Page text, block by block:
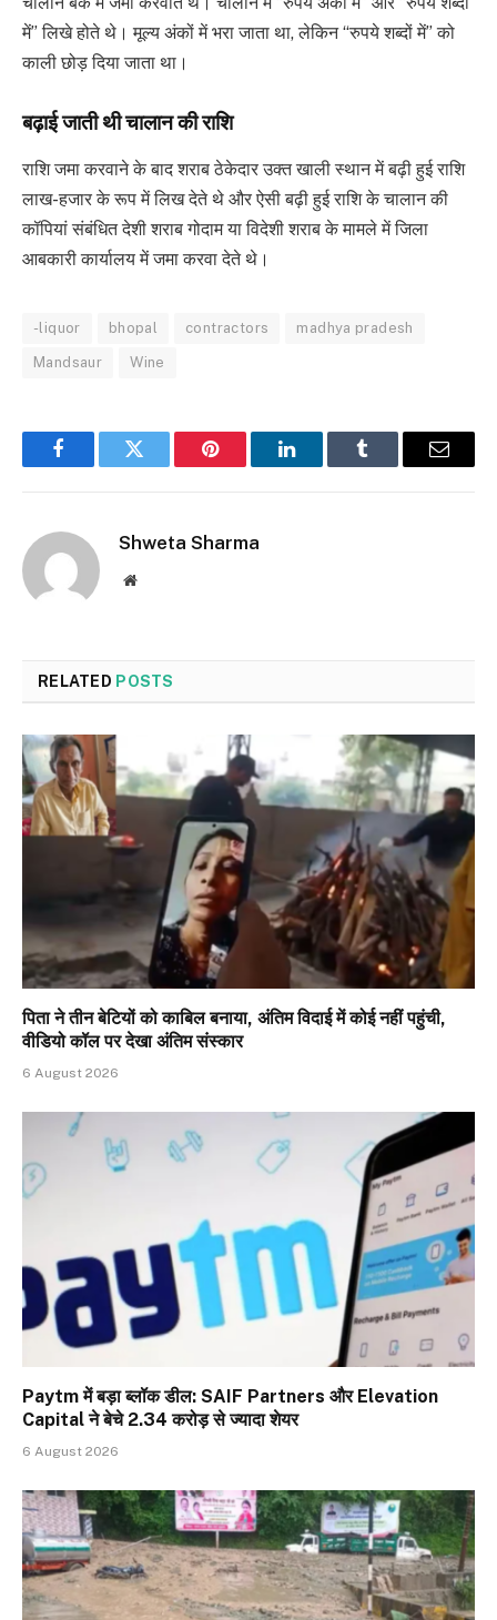
में” लिखे होते थे। मूल्य अंकों में भरा जाता था, लेकिन “रुपये शब्दों में” को
काली छोड़ दिया जाता था।
बढ़ाई जाती थी चालान की राशि
राशि जमा करवाने के बाद शराब ठेकेदार उक्त खाली स्थान में बढ़ी हुई राशि
लाख-हजार के रूप में लिख देते थे और ऐसी बढ़ी हुई राशि के चालान की
कॉपियां संबंधित देशी शराब गोदाम या विदेशी शराब के मामले में जिला
आबकारी कार्यालय में जमा करवा देते थे।
-liquor bhopal contractors madhya pradesh
Mandsaur Wine
FacebookTwitter Pinterest LinkedInTumblr Email
Shweta Sharma
Website
RELATED POSTS
पिता ने तीन बेटियों को काबिल बनाया, अंतिम विदाई में कोई नहीं पहुंची,
वीडियो कॉल पर देखा अंतिम संस्कार
6 August 2026
Paytm में बड़ा ब्लॉक डील: SAIF Partners और Elevation
Capital ने बेचे 2.34 करोड़ से ज्यादा शेयर
6 August 2026